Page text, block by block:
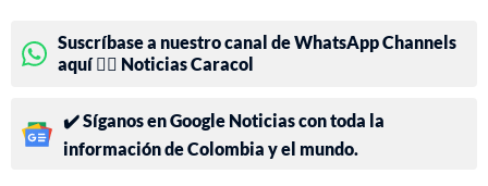
Suscríbase a nuestro canal de WhatsApp Channels
aquí 👉🏻 Noticias Caracol
✔️ Síganos en Google Noticias con toda la
información de Colombia y el mundo.